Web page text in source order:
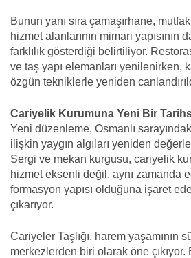
Bunun yanı sıra çamaşırhane,
hizmet alanlarının mimari yapısının
farklılık gösterdiği belirtiliyor.
ve taş yapı elemanları yenilenirken,
özgün tekniklerle yeniden
Cariyelik Kurumuna Yeni Bir
Yeni düzenleme, Osmanlı
ilişkin yaygın algıları yeniden
Sergi ve mekan kurgusu, cariyelik
hizmet eksenli değil, aynı zamanda
formasyon yapısı olduğuna işaret
çıkarıyor.
Cariyeler Taşlığı, harem yaşamının
merkezlerden biri olarak öne